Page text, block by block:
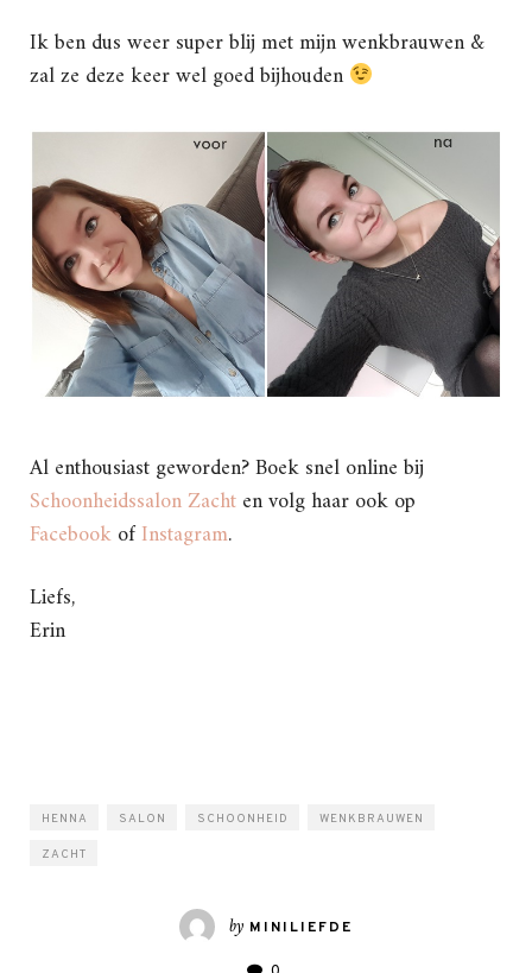
Ik ben dus weer super blij met mijn wenkbrauwen &
zal ze deze keer wel goed bijhouden
Al enthousiast geworden? Boek snel online bij
Schoonheidssalon Zachten volg haar ook op
FacebookofInstagram.
Liefs,
Erin
HENNA SALON SCHOONHEID WENKBRAUWEN
ZACHT
by MINILIEFDE